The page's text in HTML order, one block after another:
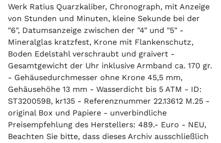
Werk Ratius Quarzkaliber, Chronograph, mit Anzeige
von Stunden und Minuten, kleine Sekunde bei der
"6", Datumsanzeige zwischen der "4" und "5" -
Mineralglas kratzfest, Krone mit Flankenschutz,
Boden Edelstahl verschraubt und graivert -
Gesamtgewicht der Uhr inklusive Armband ca. 170 gr.
- Gehäusedurchmesser ohne Krone 45,5 mm,
Gehäusehöhe 13 mm - Wasserdicht bis 5 ATM - ID:
ST320059B, kr135 - Referenznummer 22.13612 M.25 -
original Box und Papiere - unverbindliche
Preisempfehlung des Herstellers: 489.- Euro - NEU,
Beachten Sie bitte, dass dieses Archiv ausschließlich